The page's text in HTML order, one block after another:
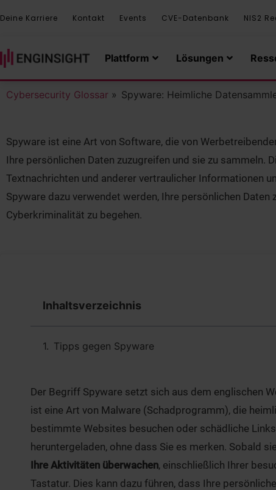
Deine Karriere Kontakt Events CVE-Datenbank NIS2
Plattform Lösungen
Cybersecurity Glossar » Spyware: Heimliche
Spyware ist eine Art von Software, die von
Ihre persönlichen Daten zuzugreifen und sie zu sammeln.
Textnachrichten und anderer vertraulicher Informationen
Spyware dazu verwendet werden, Ihre persönlichen
Cyberkriminalität zu begehen.
Inhaltsverzeichnis
Tipps gegen Spyware
Der Begriff Spyware setzt sich aus dem englischen
ist eine Art von Malware (Schadprogramm), die
bestimmte Websites besuchen oder schädliche
heruntergeladen, ohne dass Sie es merken. Sobald
Ihre Aktivitäten überwachen, einschließlich Ihrer
Tastatur. Dies kann dazu führen, dass Ihre